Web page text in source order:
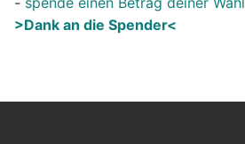
>Dank an die Spender<